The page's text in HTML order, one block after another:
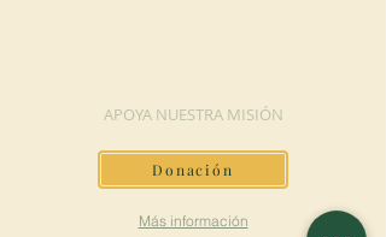
APOYA NUESTRA MISIÓN
Donación
Más información